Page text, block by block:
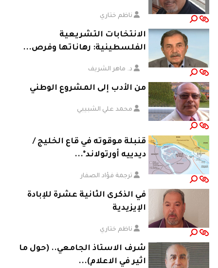
ناظم ختاري
الانتخابات التشريعية
الفلسطينية: رهاناتها وفرص...
د. ماهر الشريف
من الأدب إلى المشروع الوطني
محمد علي الشبيبي
قنبلة موقوته في قاع الخليج /
ديدييه أورتولاند*...
ترجمة فؤاد الصفار
في الذكرى الثانية عشرة للإبادة
الإيزيدية
ناظم ختاري
شرف الاستاذ الجامعي.. (حول ما
اثير في الاعلام)...